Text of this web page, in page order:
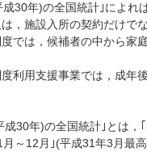
30年)の全国統計｣によれ
，施設入所の契約だけでな
では，候補者の中から家
利用支援事業では，成年
成30年)の全国統計｣とは，
～12月｣(平成31年3月最